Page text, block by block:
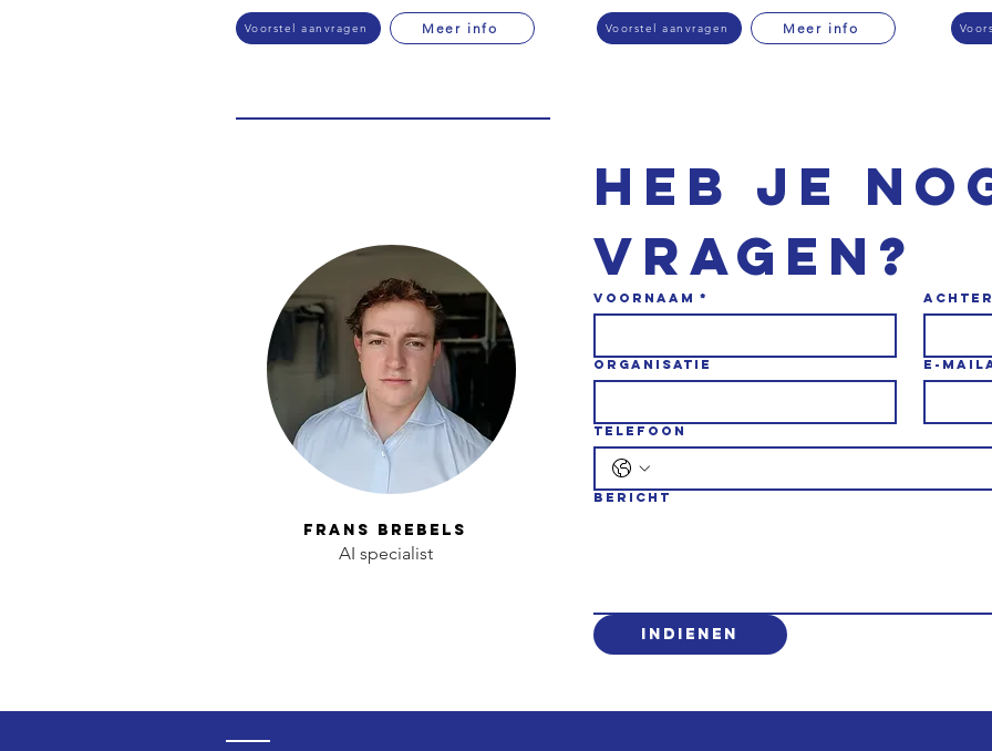
Voorstel aanvragen Meer info Voorstel aanvragen Meer info
Frans Brebels
AI specialist
Heb je
vragen?
Voornaam *
Organisatie E-
Telefoon
Bericht
Indienen